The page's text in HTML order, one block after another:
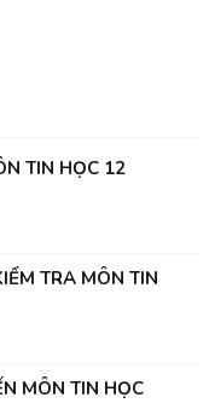
TIN HỌC 12
TRA MÔN TIN
MÔN TIN HỌC